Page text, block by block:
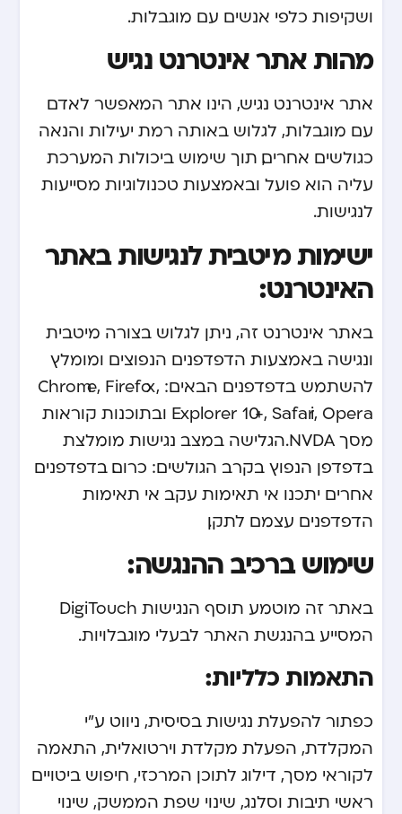
ושקיפות כלפי אנשים עם מוגבלות.
מהות אתר אינטרנט נגיש
אתר אינטרנט נגיש, הינו אתר המאפשר לאדם
עם מוגבלות, לגלוש באותה רמת יעילות והנאה
כגולשים אחרים, תוך שימוש ביכולות המערכת
עליה הוא פועל ובאמצעות טכנולוגיות מסייעות
לנגישות.
ישימות מיטבית לנגישות באתר
האינטרנט:
באתר אינטרנט זה, ניתן לגלוש בצורה מיטבית
ונגישה באמצעות הדפדפנים הנפוצים ומומלץ
להשתמש בדפדפנים הבאים: Chrome, Firefox,
Explorer 10+, Safari, Opera ובתוכנות קוראות
מסך NVDA. הגלישה במצב נגישות מומלצת
בדפדפן הנפוץ בקרב הגולשים: כרום. בדפדפנים
אחרים יתכנו אי תאימות עקב אי תאימות
הדפדפנים עצמם לתקן.
שימוש ברכיב ההנגשה:
באתר זה מוטמע תוסף הנגישות DigiTouch
המסייע בהנגשת האתר לבעלי מוגבלויות.
התאמות כלליות:
כפתור להפעלת נגישות בסיסית, ניווט ע”י
המקלדת, הפעלת מקלדת וירטואלית, התאמה
לקוראי מסך, דילוג לתוכן המרכזי, חיפוש ביטויים
ראשי תיבות וסלנג, שינוי שפת הממשק, שינוי